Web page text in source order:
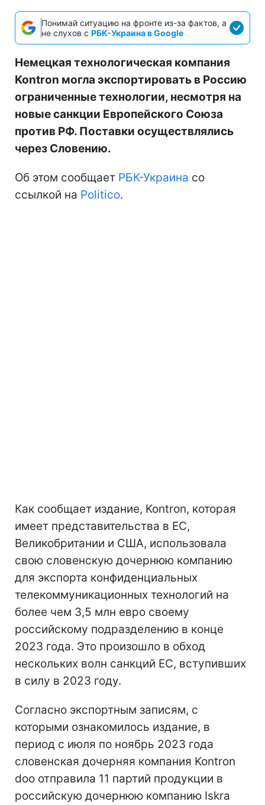
Понимай ситуацию на фронте из-за фактов, а
не слухов с РБК-Украина в Google
Немецкая технологическая компания
Kontron могла экспортировать в Россию
ограниченные технологии, несмотря на
новые санкции Европейского Союза
против РФ. Поставки осуществлялись
через Словению.
Об этом сообщает РБК-Украина со
ссылкой на Politico.
Как сообщает издание, Kontron, которая
имеет представительства в ЕС,
Великобритании и США, использовала
свою словенскую дочернюю компанию
для экспорта конфиденциальных
телекоммуникационных технологий на
более чем 3,5 млн евро своему
российскому подразделению в конце
2023 года. Это произошло в обход
нескольких волн санкций ЕС, вступивших
в силу в 2023 году.
Согласно экспортным записям, с
которыми ознакомилось издание, в
период с июля по ноябрь 2023 года
словенская дочерняя компания Kontron
doo отправила 11 партий продукции в
российскую дочернюю компанию Iskra